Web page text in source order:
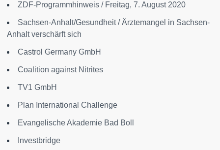
ZDF-Programmhinweis / Freitag, 7. August 2020
Sachsen-Anhalt/Gesundheit / Ärztemangel in Sachsen-
Anhalt verschärft sich
Castrol Germany GmbH
Coalition against Nitrites
TV1 GmbH
Plan International Challenge
Evangelische Akademie Bad Boll
Investbridge